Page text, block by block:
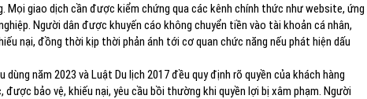
Mọi giao dịch cần được kiểm chứng qua các kênh chính thức như website, ứng
Người dân được khuyến cáo không chuyển tiền vào tài khoản cá nhân,
nại, đồng thời kịp thời phản ánh tới cơ quan chức năng nếu phát hiện dấu
năm 2023 và Luật Du lịch 2017 đều quy định rõ quyền của khách hàng
bảo vệ, khiếu nại, yêu cầu bồi thường khi quyền lợi bị xâm phạm. Người